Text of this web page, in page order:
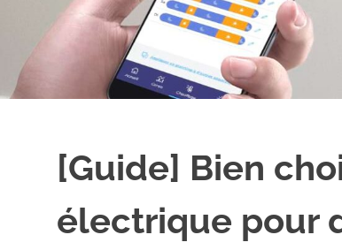
[Guide] Bien
électrique pour